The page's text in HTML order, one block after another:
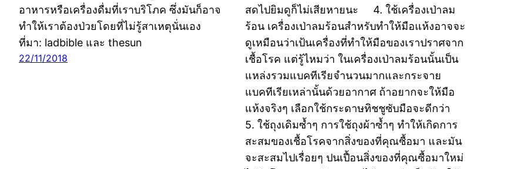
อาหารหรือเครื่องดื่มที่เราบริโภค ซึ่งมันก็อาจ
ทำให้เราต้องป่วยโดยที่ไม่รู้สาเหตุนั่นเอง
ที่มา: ladbible และ thesun
22/11/2018
สดไปยิมดูก็ไม่เสียหายนะ 4. ใช้เครื่องเป่าลม
ร้อน เครื่องเป่าลมร้อนสำหรับทำให้มือแห้งอาจจะ
ดูเหมือนว่าเป้นเครื่องที่ทำให้มือของเราปราศจาก
เชื้อโรค แต่รู้ไหมว่า ในเครื่องเป่าลมร้อนนั้นเป็น
แหล่งรวมแบคทีเรียจำนวนมากและกระจาย
แบคทีเรียเหล่านั้นด้วยอากาศ ถ้าอยากจะให้มือ
แห้งจริงๆ เลือกใช้กระดาษทิชชูซับมือจะดีกว่า
5. ใช้ถุงเดิมซ้ำๆ การใช้ถุงผ้าซ้ำๆ ทำให้เกิดการ
สะสมของเชื้อโรคจากสิ่งของที่คุณซื้อมา และมัน
จะสะสมไปเรื่อยๆ ปนเปื้อนสิ่งของที่คุณซื้อมาใหม่